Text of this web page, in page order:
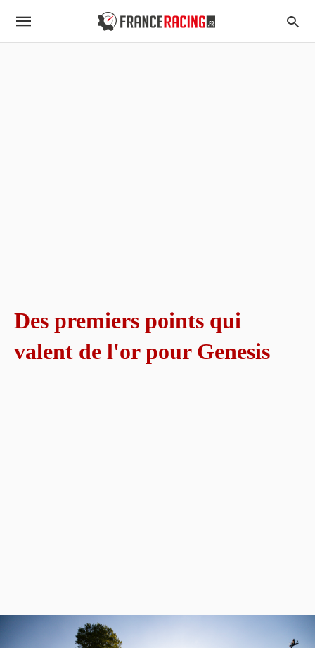
Des premiers points qui
valent de l'or pour Genesis